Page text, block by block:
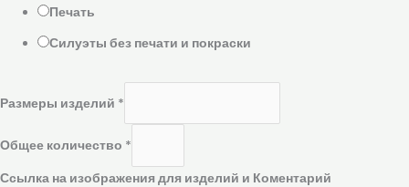
Печать
Силуэты без печати и покраски
Размеры изделий *
Общее количество *
Ссылка на изображения для изделий и Коментарий